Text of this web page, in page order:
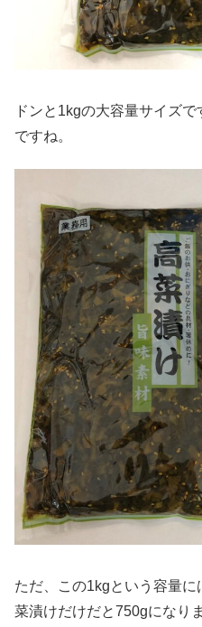
ドンと1kgの大容量サイズ
ですね。
ただ、この1kgという容量
菜漬けだけだと750gになり